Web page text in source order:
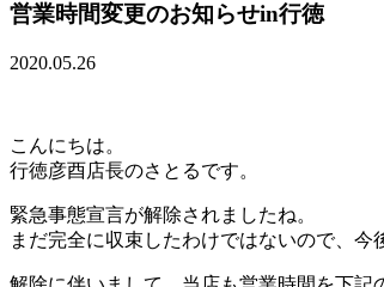
営業時間変更のお知らせin行徳
2020.05.26
こんにちは。
行徳彦酉店長のさとるです。
緊急事態宣言が解除されましたね。
まだ完全に収束したわけではないので、今